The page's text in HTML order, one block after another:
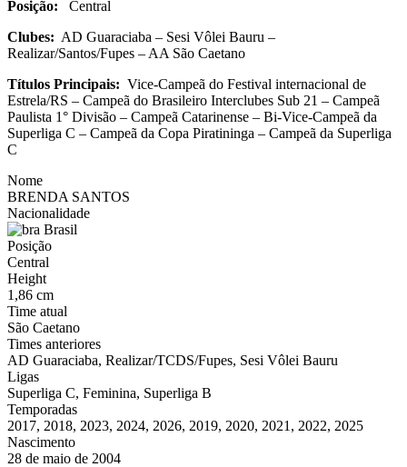
Posição: Central
Clubes: AD Guaraciaba – Sesi Vôlei Bauru –
Realizar/Santos/Fupes – AA São Caetano
Títulos Principais: Vice-Campeã do Festival internacional de
Estrela/RS – Campeã do Brasileiro Interclubes Sub 21 – Campeã
Paulista 1° Divisão – Campeã Catarinense – Bi-Vice-Campeã da
Superliga C – Campeã da Copa Piratininga – Campeã da Superliga
C
Nome
BRENDA SANTOS
Nacionalidade
Brasil
Posição
Central
Height
1,86 cm
Time atual
São Caetano
Times anteriores
AD Guaraciaba, Realizar/TCDS/Fupes, Sesi Vôlei Bauru
Ligas
Superliga C, Feminina, Superliga B
Temporadas
2017, 2018, 2023, 2024, 2026, 2019, 2020, 2021, 2022, 2025
Nascimento
28 de maio de 2004